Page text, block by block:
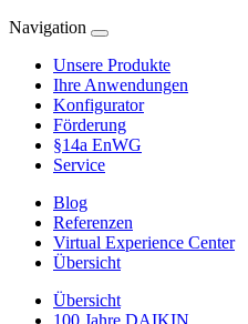
Navigation
Unsere Produkte
Ihre Anwendungen
Konfigurator
Förderung
§14a EnWG
Service
Blog
Referenzen
Virtual Experience Center
Übersicht
Übersicht
100 Jahre DAIKIN